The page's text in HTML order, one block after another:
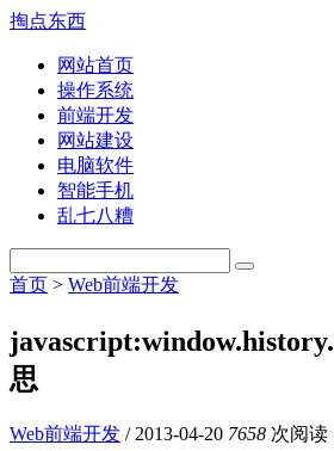
掏点东西
网站首页
操作系统
前端开发
网站建设
电脑软件
智能手机
乱七八糟
首页 > Web前端开发
思
Web前端开发 / 2013-04-20 7658 次阅读